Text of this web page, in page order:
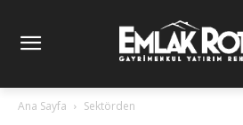
Ana Sayfa Sektörden